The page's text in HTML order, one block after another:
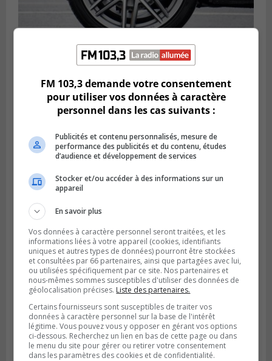
Publié le 6 août 2026 à 11h58
Des jeunes ciblent la Montérégie pour
le Défi écrou de roue
Publié le 6 août 2026 à 05h39
La grenade du camping du lac Cristal était
inoffensive
FM 103,3 demande votre consentement
pour utiliser vos données à caractère
personnel dans les cas suivants :
Publicités et contenu personnalisés, mesure de
performance des publicités et du contenu, études
d’audience et développement de services
Stocker et/ou accéder à des informations sur un
appareil
En savoir plus
Vos données à caractère personnel seront traitées, et les
informations liées à votre appareil (cookies, identifiants
uniques et autres types de données) pourront être stockées
et consultées par 66 partenaires, ainsi que partagées avec lui,
ou utilisées spécifiquement par ce site. Nos partenaires et
nous-mêmes sommes susceptibles d'utiliser des données de
géolocalisation précises. Liste des partenaires.
Certains fournisseurs sont susceptibles de traiter vos
données à caractère personnel sur la base de l'intérêt
légitime. Vous pouvez vous y opposer en gérant vos options
ci-dessous. Recherchez un lien en bas de cette page ou dans
le menu du site pour gérer ou retirer votre consentement
dans les paramètres des cookies et de confidentialité.